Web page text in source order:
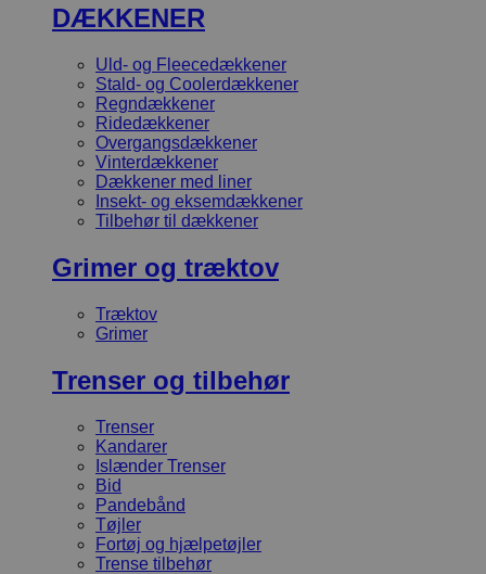
DÆKKENER
Uld- og Fleecedækkener
Stald- og Coolerdækkener
Regndækkener
Ridedækkener
Overgangsdækkener
Vinterdækkener
Dækkener med liner
Insekt- og eksemdækkener
Tilbehør til dækkener
Grimer og træktov
Træktov
Grimer
Trenser og tilbehør
Trenser
Kandarer
Islænder Trenser
Bid
Pandebånd
Tøjler
Fortøj og hjælpetøjler
Trense tilbehør